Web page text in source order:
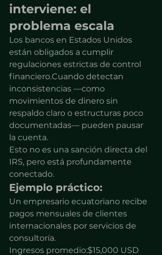
interviene: el
problema escala
Los bancos en Estados Unidos
están obligados a cumplir
regulaciones estrictas de control
financiero.Cuando detectan
inconsistencias —como
movimientos de dinero sin
respaldo claro o estructuras poco
documentadas— pueden pausar
la cuenta.
Esto no es una sanción directa del
IRS, pero está profundamente
conectado.
Ejemplo práctico:
Un empresario ecuatoriano recibe
pagos mensuales de clientes
internacionales por servicios de
consultoría.
Ingresos promedio:$15,000 USD